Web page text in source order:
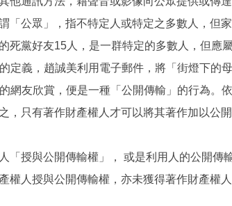
公眾」，指不特定人或特定之多數人，但
死黨好友15人，是一群特定的多數人，但應
定義，趙誠美利用電子郵件，將「街燈下的
網友欣賞，便是一種「公開傳輸」的行為。
，只有著作財產權人才可以將其著作加以公
授與公開傳輸權」， 或是利用人的公開傳
權人授與公開傳輸權，亦未獲得著作財產權